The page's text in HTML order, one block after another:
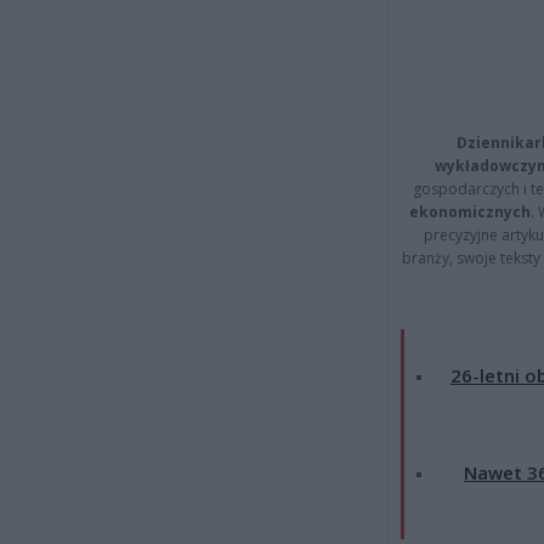
gospodarczych i
ekonomicznych.
precyzyjne
branży, swoje
26-letni
Nawet